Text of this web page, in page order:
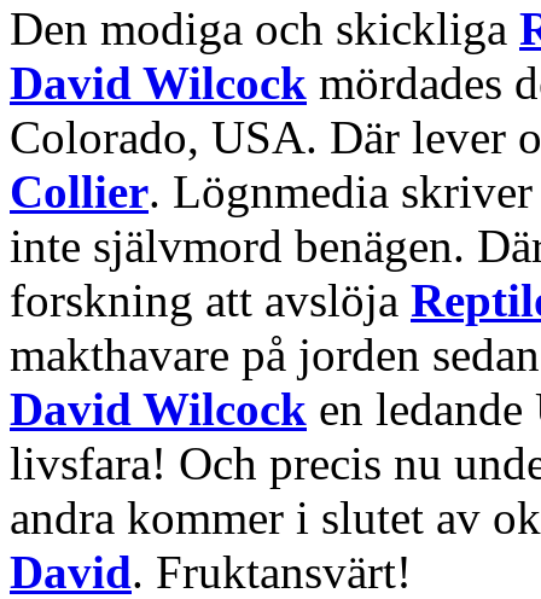
Den modiga och skickliga
David Wilcock mördades
Colorado, USA. Där lever
Collier. Lögnmedia
inte självmord benägen.
forskning att avslöja
makthavare på jorden
David Wilcock en
livsfara! Och precis nu
andra kommer i slutet av
David. Fruktansvärt!